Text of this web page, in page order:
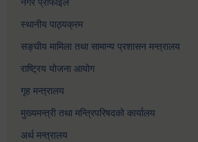
स्थानीय पाठ्यक्रम
सङ्घीय मामिला तथा सामान्य प्रशासन मन्त्रालय
राष्ट्रिय योजना आयोग
गृह मन्त्रालय
मुख्यमन्त्री तथा मन्त्रिपरिषदको कार्यालय
अर्थ मन्त्रालय